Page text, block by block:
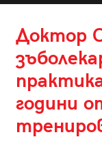
Доктор
години